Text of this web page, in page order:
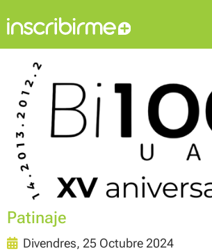
ENTRAR
Patinaje
Divendres, 25 Octubre 2024